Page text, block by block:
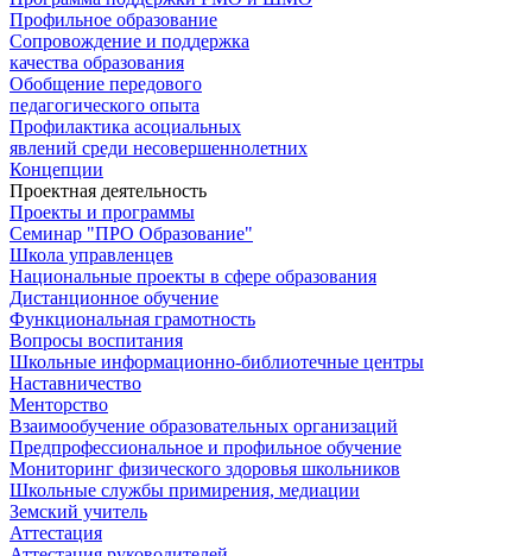
Профильное образование
Сопровождение и поддержка
качества образования
Обобщение передового
педагогического опыта
Профилактика асоциальных
явлений среди несовершеннолетних
Концепции
Проектная деятельность
Проекты и программы
Семинар "ПРО Образование"
Школа управленцев
Национальные проекты в сфере образования
Дистанционное обучение
Функциональная грамотность
Вопросы воспитания
Школьные информационно-библиотечные центры
Наставничество
Менторство
Взаимообучение образовательных организаций
Предпрофессиональное и профильное обучение
Мониторинг физического здоровья школьников
Школьные службы примирения, медиации
Земский учитель
Аттестация